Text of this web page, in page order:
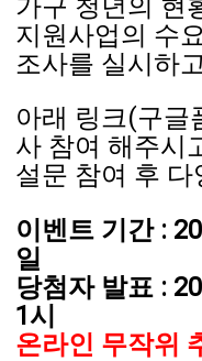
가구 청년의 현
지원사업의 수
조사를 실시하
아래 링크(구글
사 참여 해주시
설문 참여 후
이벤트 기간 :
일
당첨자 발표 :
1시
온라인 무작위